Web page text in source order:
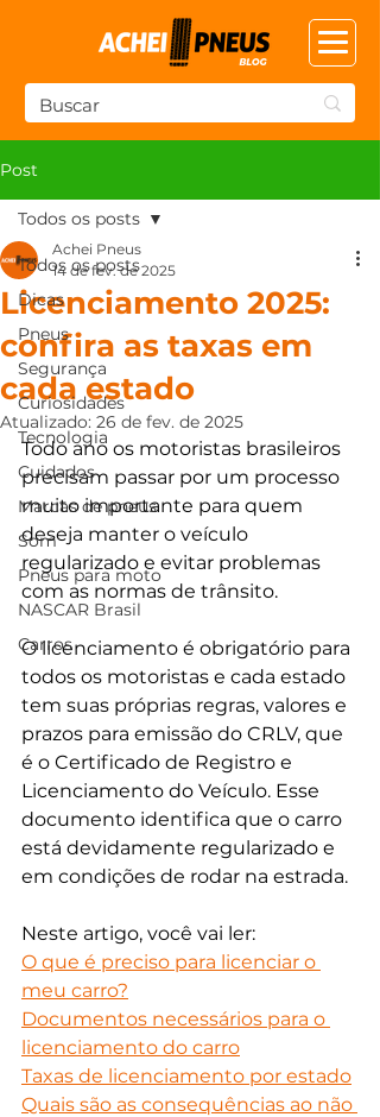
Post
Todos os posts
Dicas
Pneus
Segurança
Curiosidades
Tecnologia
Cuidados
Marcas de pneus
Som
Pneus para moto
NASCAR Brasil
Carros
Todos os posts
Licenciamento 2025:
confira as taxas em
cada estado
Achei Pneus
14 de fev. de 2025
Atualizado: 26 de fev. de 2025
Todo ano os motoristas brasileiros
precisam passar por um processo
muito importante para quem
deseja manter o veículo
regularizado e evitar problemas
com as normas de trânsito.
O licenciamento é obrigatório para
todos os motoristas e cada estado
tem suas próprias regras, valores e
prazos para emissão do CRLV, que
é o Certificado de Registro e
Licenciamento do Veículo. Esse
documento identifica que o carro
está devidamente regularizado e
em condições de rodar na estrada.
Neste artigo, você vai ler:
O que é preciso para licenciar o
meu carro?
Documentos necessários para o
licenciamento do carro
Taxas de licenciamento por estado
Quais são as consequências ao não